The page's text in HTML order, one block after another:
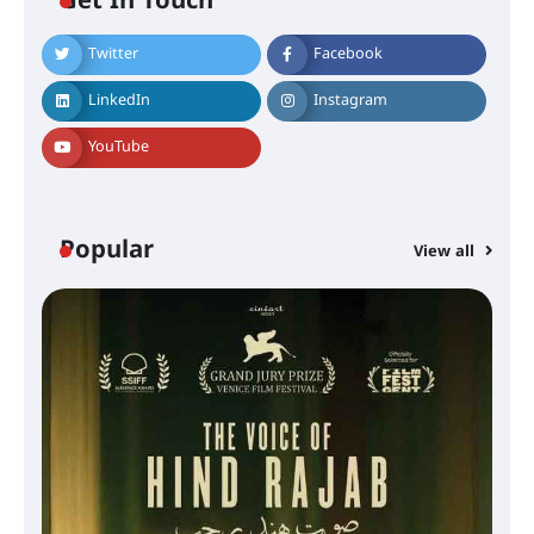
Twitter Facebook
LinkedIn Instagram
YouTube
Popular View all
സെന്റ് ജോസഫ്സ് കോളജ്
കോമേഴ്‌സ് അസോസിയേഷന്
തുടക്കമായി